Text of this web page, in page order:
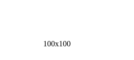
100х100